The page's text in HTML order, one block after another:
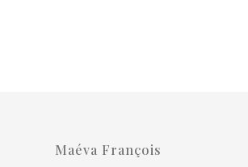
Maéva François